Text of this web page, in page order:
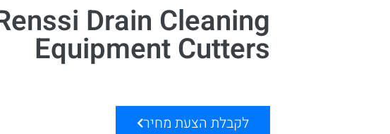
Drain Cleaning
Equipment Cutters
לקבלת הצעת מחיר